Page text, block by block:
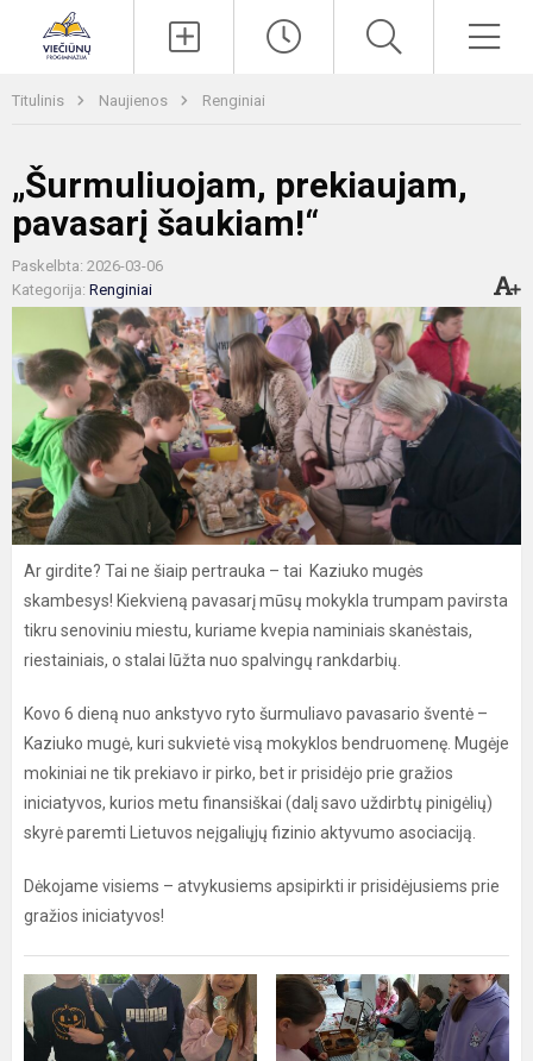
Titulinis Naujienos Renginiai
​„Šurmuliuojam, prekiaujam,
pavasarį šaukiam!“
Paskelbta: 2026-03-06
Kategorija: Renginiai
Ar girdite? Tai ne šiaip pertrauka – tai Kaziuko mugės
skambesys! Kiekvieną pavasarį mūsų mokykla trumpam pavirsta
tikru senoviniu miestu, kuriame kvepia naminiais skanėstais,
riestainiais, o stalai lūžta nuo spalvingų rankdarbių.
Kovo 6 dieną nuo ankstyvo ryto šurmuliavo pavasario šventė –
Kaziuko mugė, kuri sukvietė visą mokyklos bendruomenę. Mugėje
mokiniai ne tik prekiavo ir pirko, bet ir prisidėjo prie gražios
iniciatyvos, kurios metu finansiškai (dalį savo uždirbtų pinigėlių)
skyrė paremti Lietuvos neįgaliųjų fizinio aktyvumo asociaciją.
Dėkojame visiems – atvykusiems apsipirkti ir prisidėjusiems prie
gražios iniciatyvos!